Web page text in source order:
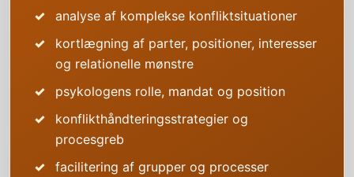
analyse af komplekse konfliktsituationer
kortlægning af parter, positioner, interesser
og relationelle mønstre
psykologens rolle, mandat og position
konflikthåndteringsstrategier og
procesgreb
facilitering af grupper og processer